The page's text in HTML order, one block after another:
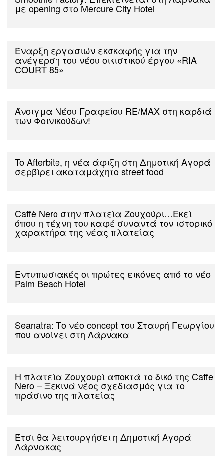
με opening στο Mercure City Hotel
Έναρξη εργασιών εκσκαφής για την
ανέγερση του νέου οικιστικού έργου «RIA
COURT 85»
Άνοιγμα Νέου Γραφείου RE/MAX στη καρδιά
των Φοινικούδων!
To Afterbite, η νέα άφιξη στη Δημοτική Αγορά
σερβίρει ακαταμάχητο street food
Caffè Nero στην πλατεία Ζουχούρι…Εκεί
όπου η τέχνη του καφέ συναντά τον ιστορικό
χαρακτήρα της νέας πλατείας
Εντυπωσιακές οι πρώτες εικόνες από το νέο
Palm Beach Hotel
Seanatra: Το νέο concept του Σταυρή Γεωργίου
που ανοίγει στη Λάρνακα
Η πλατεία Ζουχουρί αποκτά το δικό της Caffe
Nero – Ξεκινά νέος σχεδιασμός για το
πράσινο της πλατείας
Έτσι θα λειτουργήσει η Δημοτική Αγορά
Λάρνακας